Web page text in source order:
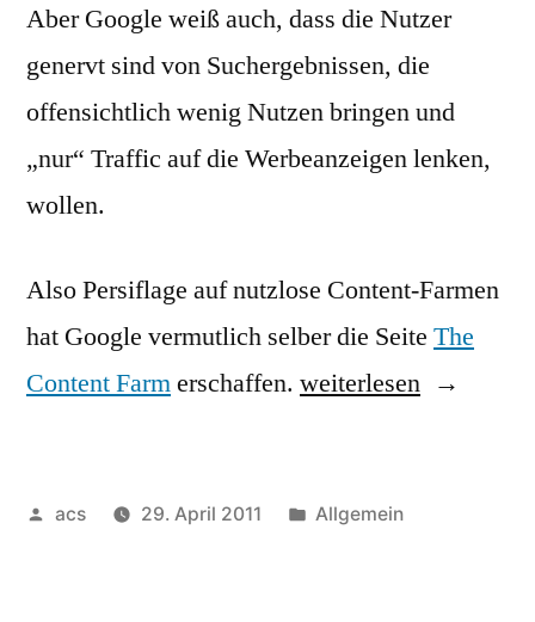
Aber Google weiß auch, dass die Nutzer
genervt sind von Suchergebnissen, die
offensichtlich wenig Nutzen bringen und
„nur“ Traffic auf die Werbeanzeigen lenken,
wollen.
Also Persiflage auf nutzlose Content-Farmen
hat Google vermutlich selber die Seite The
Content Farmerschaffen. „Mit
gegen
weiterlesen
Veröffentlicht
acs 29. April 2011
Veröffentlicht
Allgemein